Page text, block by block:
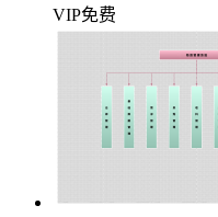
VIP免费